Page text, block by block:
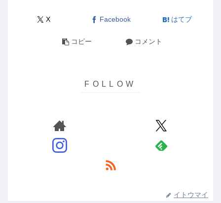
X Facebook はてブ
コピー コメント
イトウマイ